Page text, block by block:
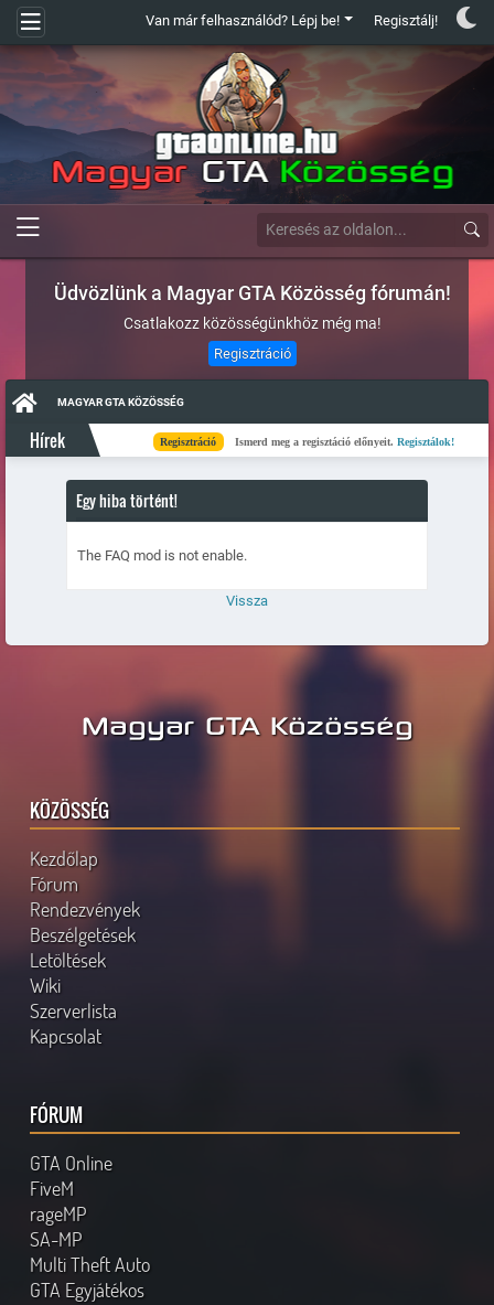
Van már felhasználód? Lépj be! Regisztálj!
Üdvözlünk a Magyar GTA Közösség fórumán!
Csatlakozz közösségünkhöz még ma!
Regisztráció
MAGYAR GTA KÖZÖSSÉG
Hírek Regisztráció Ismerd meg a regisztáció előnyeit.Regisztálok!
Egy hiba történt!
The FAQ mod is not enable.
Vissza
Magyar GTA Közösség
KÖZÖSSÉG
Kezdőlap
Fórum
Rendezvények
Beszélgetések
Letöltések
Wiki
Szerverlista
Kapcsolat
FÓRUM
GTA Online
FiveM
rageMP
SA-MP
Multi Theft Auto
GTA Egyjátékos